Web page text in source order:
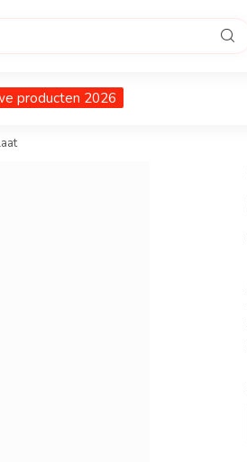
producten 2026